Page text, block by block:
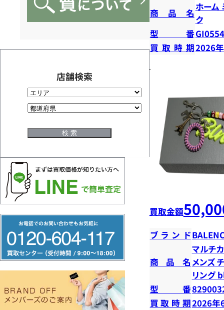
店舗検索
リ
ー
ヤ
商品名
ホーム
ク
型番GI0554
買取時期2026
買取金額
ブランド
商品名
マルチ
メンズ
リング
型番
買取時期2026年